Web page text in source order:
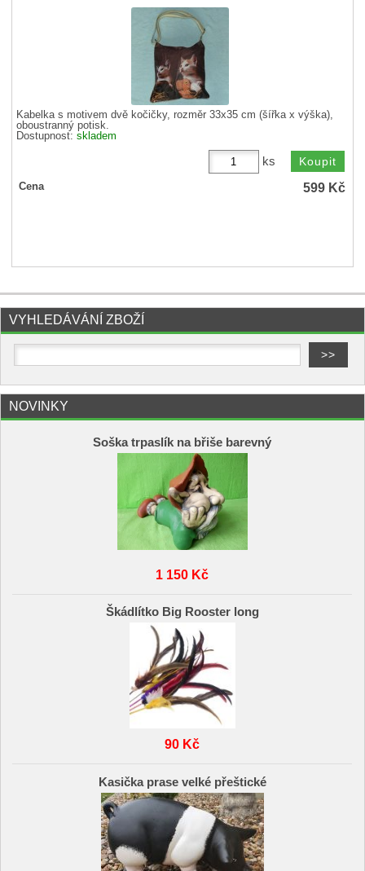
Kabelka s motivem dvě kočičky, rozměr 33x35 cm (šířka x výška),
oboustranný potisk.
Dostupnost:skladem
ks
Cena 599 Kč
VYHLEDÁVÁNÍ ZBOŽÍ
NOVINKY
Soška trpaslík na břiše barevný
1 150 Kč
Škádlítko Big Rooster long
90 Kč
Kasička prase velké přeštické